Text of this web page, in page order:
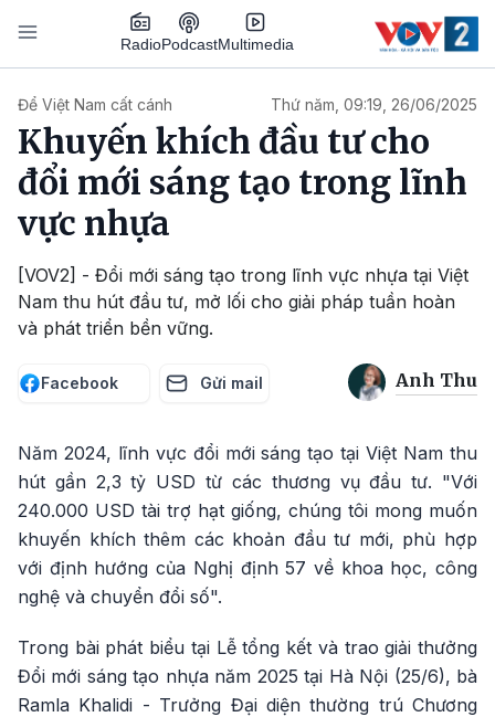
Nhảy đến nội dung
RadioPodcastMultimedia
Để Việt Nam cất cánh Thứ năm, 09:19, 26/06/2025
Khuyến khích đầu tư cho
đổi mới sáng tạo trong lĩnh
vực nhựa
[VOV2] - Đổi mới sáng tạo trong lĩnh vực nhựa tại Việt
Nam thu hút đầu tư, mở lối cho giải pháp tuần hoàn
và phát triển bền vững.
Facebook Gửi mail Anh Thu
Năm 2024, lĩnh vực đổi mới sáng tạo tại Việt Nam thu
hút gần 2,3 tỷ USD từ các thương vụ đầu tư. "Với
240.000 USD tài trợ hạt giống, chúng tôi mong muốn
khuyến khích thêm các khoản đầu tư mới, phù hợp
với định hướng của Nghị định 57 về khoa học, công
nghệ và chuyển đổi số".
Trong bài phát biểu tại Lễ tổng kết và trao giải thưởng
Đổi mới sáng tạo nhựa năm 2025 tại Hà Nội (25/6), bà
Ramla Khalidi - Trưởng Đại diện thường trú Chương